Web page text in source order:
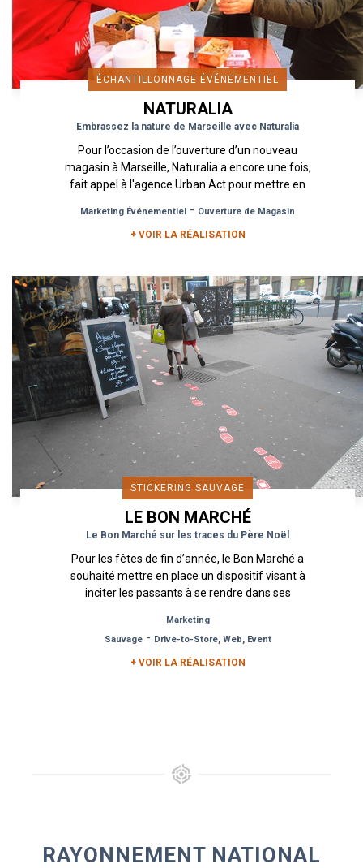
ÉCHANTILLONNAGE ÉVÉNEMENTIEL
NATURALIA
Embrassez la nature de Marseille avec Naturalia
Pour l’occasion de l’ouverture d’un nouveau
magasin à Marseille, Naturalia a encore une fois,
fait appel à l'agence Urban Act pour mettre en
Marketing Événementiel - Ouverture de Magasin
+ VOIR LA RÉALISATION
STICKERING SAUVAGE
LE BON MARCHÉ
Le Bon Marché sur les traces du Père Noël
Pour les fêtes de fin d’année, le Bon Marché a
souhaité mettre en place un dispositif visant à
inciter les passants à se rendre dans ses
Marketing
Sauvage- Drive-to-Store, Web, Event
+ VOIR LA RÉALISATION
RAYONNEMENT NATIONAL